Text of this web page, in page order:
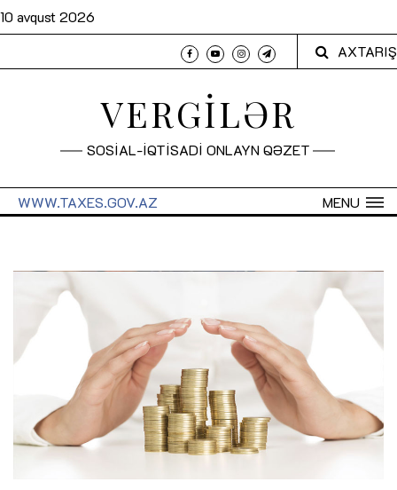
10 avqust 2026
AXTARIŞ
VERGİLƏR
SOSİAL-İQTİSADİ ONLAYN QƏZET
MENU
WWW.TAXES.GOV.AZ